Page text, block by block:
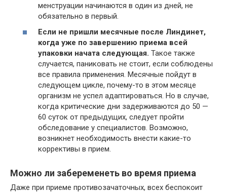
менструации начинаются в один из дней, не
обязательно в первый.
Если не пришли месячные после Линдинет,
когда уже по завершению приема всей
упаковки начата следующая. Такое также
случается, паниковать не стоит, если соблюдены
все правила применения. Месячные пойдут в
следующем цикле, почему-то в этом месяце
организм не успел адаптироваться. Но в случае,
когда критические дни задерживаются до 50 —
60 суток от предыдущих, следует пройти
обследование у специалистов. Возможно,
возникнет необходимость внести какие-то
коррективы в прием.
Можно ли забеременеть во время приема
Даже при приеме противозачаточных, всех беспокоит